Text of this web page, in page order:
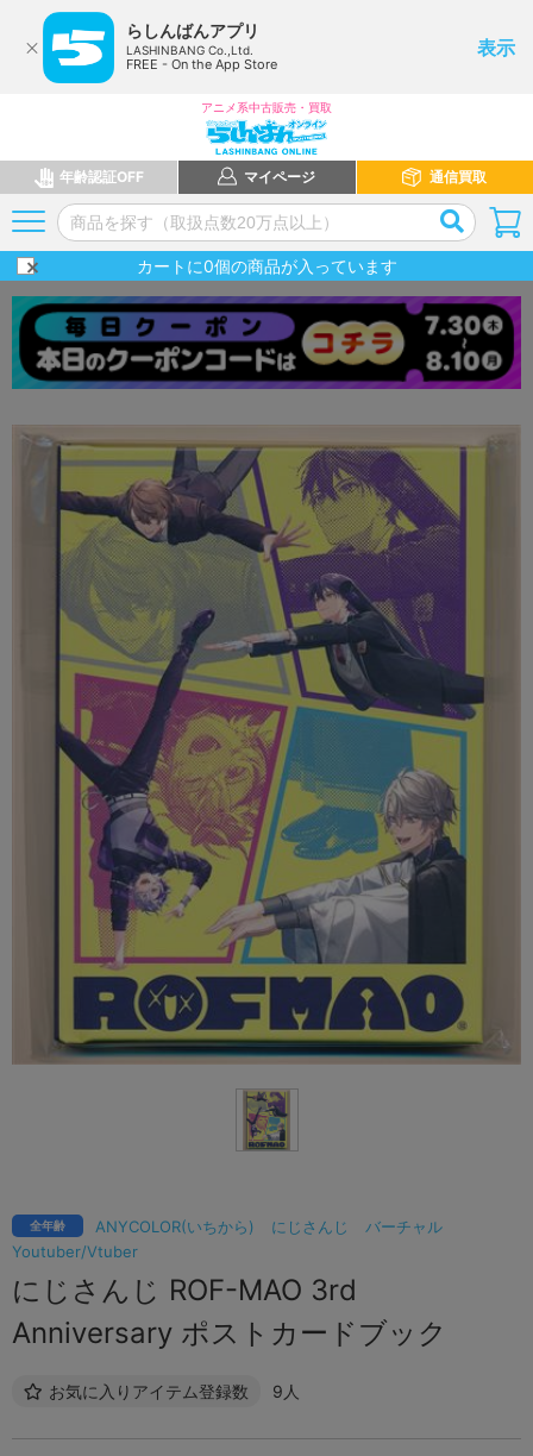
らしんばんアプリ
LASHINBANG Co.,Ltd.
FREE - On the App Store
表示
アニメ系中古販売・買取
年齢認証OFF マイページ 通信買取
カートに0個の商品が入っています
ANYCOLOR(いちから) にじさんじ
バーチャル
Youtuber/Vtuber
全年齢
にじさんじ ROF-MAO 3rd
Anniversary ポストカードブック
お気に入りアイテム登録数 9人